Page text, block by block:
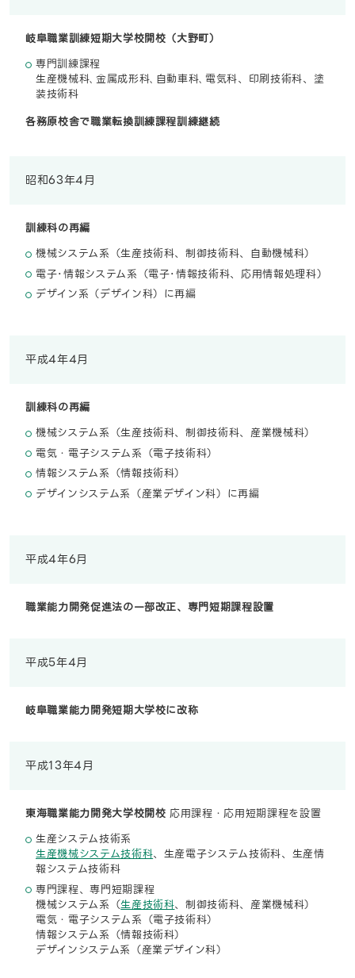
岐阜職業訓練短期大学校開校（大野町）
専門訓練課程
生産機械科､金属成形科､自動車科､電気科、印刷技術科、塗
装技術科
各務原校舎で職業転換訓練課程訓練継続
昭和63年4月
訓練科の再編
機械システム系（生産技術科、制御技術科、自動機械科）
電子･情報システム系（電子･情報技術科、応用情報処理科）
デザイン系（デザイン科）に再編
平成4年4月
訓練科の再編
機械システム系（生産技術科、制御技術科、産業機械科）
電気・電子システム系（電子技術科）
情報システム系（情報技術科）
デザインシステム系（産業デザイン科）に再編
平成4年6月
職業能力開発促進法の一部改正、専門短期課程設置
平成5年4月
岐阜職業能力開発短期大学校に改称
平成13年4月
東海職業能力開発大学校開校 応用課程・応用短期課程を設置
生産システム技術系
生産機械システム技術科、生産電子システム技術科、生産情
報システム技術科
専門課程、専門短期課程
機械システム系（生産技術科、制御技術科、産業機械科）
電気・電子システム系（電子技術科）
情報システム系（情報技術科）
デザインシステム系（産業デザイン科）